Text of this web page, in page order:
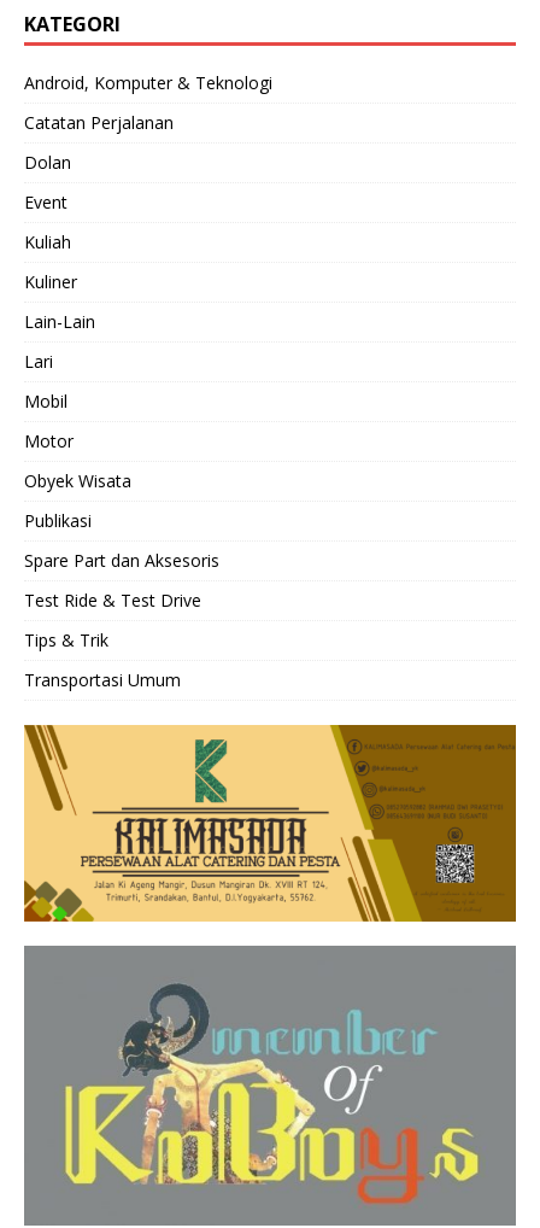
KATEGORI
Android, Komputer & Teknologi
Catatan Perjalanan
Dolan
Event
Kuliah
Kuliner
Lain-Lain
Lari
Mobil
Motor
Obyek Wisata
Publikasi
Spare Part dan Aksesoris
Test Ride & Test Drive
Tips & Trik
Transportasi Umum